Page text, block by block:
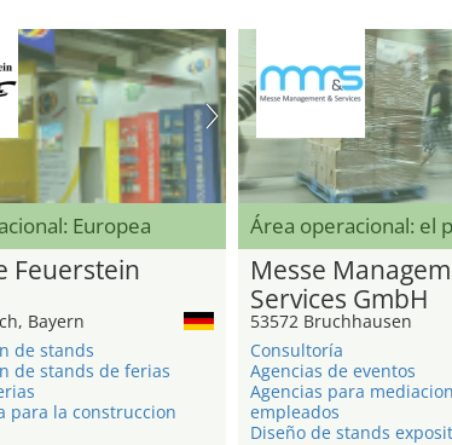
Europea
Feuerstein
Bayern
de stands
de stands de ferias
para la construccion
Área operacional: el
Messe
Services GmbH
53572 Bruchhausen
Consultoría
Agencias de eventos
Agencias para
empleados
Diseño de stands